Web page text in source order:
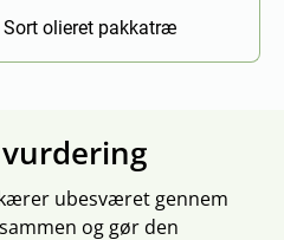
olieret pakkatræ
ubesværet gennem
og gør den